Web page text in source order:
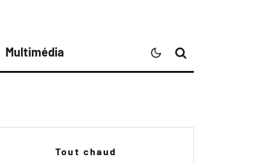
Multimédia
Tout chaud